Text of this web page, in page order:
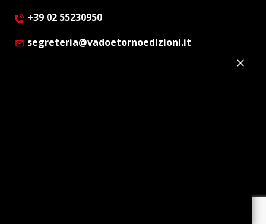
+39 02 55230950
segreteria@vadoetornoedizioni.it